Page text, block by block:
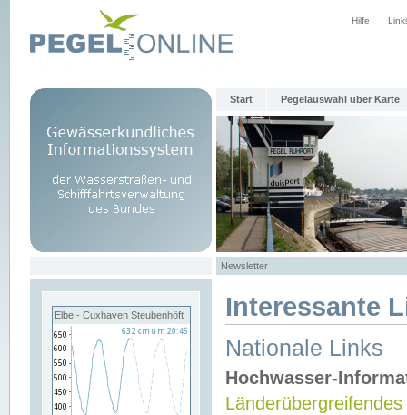
Hilfe
Start Pegelauswahl über Karte
Newsletter
Elbe - Cuxhaven Steubenhöft Interessante
Nationale Links
Hochwasser-